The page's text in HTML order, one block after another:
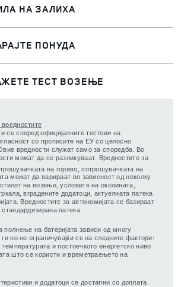
НА ЗАЛИХА
ПОНУДА
ТЕСТ ВОЗЕЊЕ
вредностите
се според официјалните тестови на
со прописите на ЕУ со целосно
вредности служат само за споредба. Во
можат да се разликуваат. Вредностите за
на гориво, потрошувачката на
можат да варираат во зависност од неколку
на возење, условите на околината,
вградените додатоци, актуелната патека
Вредностите за автономијата се базираат
патека.
полнење на батеријата зависи од многу
но не ограничувајќи се на следните фактори:
температурата и постоечкото енергетско ниво
што се користи и времетраењето на
и додатоци се достапни со доплата.